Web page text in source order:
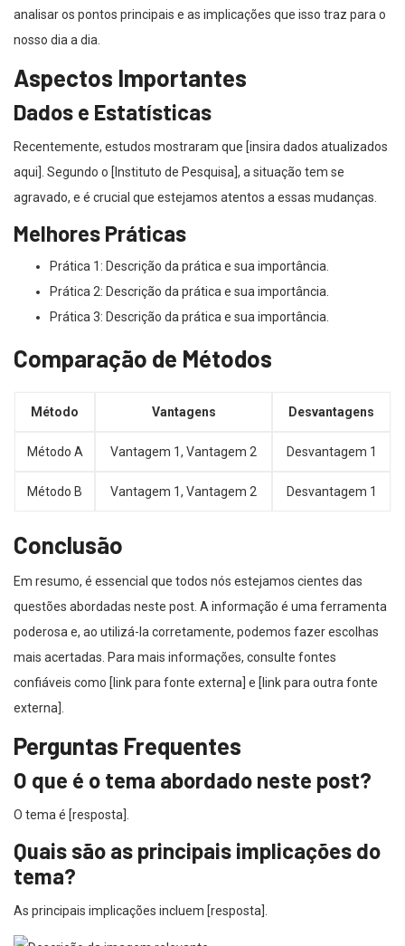
analisar os pontos principais e as implicações que isso traz para o
nosso dia a dia.
Aspectos Importantes
Dados e Estatísticas
Recentemente, estudos mostraram que [insira dados atualizados
aqui]. Segundo o [Instituto de Pesquisa], a situação tem se
agravado, e é crucial que estejamos atentos a essas mudanças.
Melhores Práticas
Prática 1: Descrição da prática e sua importância.
Prática 2: Descrição da prática e sua importância.
Prática 3: Descrição da prática e sua importância.
Comparação de Métodos
Método Vantagens Desvantagens
Método A Vantagem 1, Vantagem 2 Desvantagem 1
Método B Vantagem 1, Vantagem 2 Desvantagem 1
Conclusão
Em resumo, é essencial que todos nós estejamos cientes das
questões abordadas neste post. A informação é uma ferramenta
poderosa e, ao utilizá-la corretamente, podemos fazer escolhas
mais acertadas. Para mais informações, consulte fontes
confiáveis como [link para fonte externa] e [link para outra fonte
externa].
Perguntas Frequentes
O que é o tema abordado neste post?
O tema é [resposta].
Quais são as principais implicações do
tema?
As principais implicações incluem [resposta].